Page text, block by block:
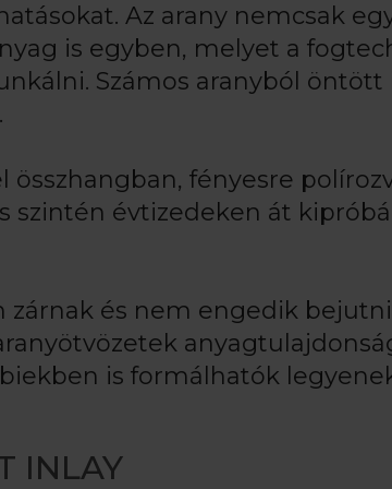
Az arany nemcsak
is egyben, melyet a
Számos aranyból öntött
összhangban, fényesre
szintén évtizedeken át
zárnak és nem engedik
is formálhatók
INLAY